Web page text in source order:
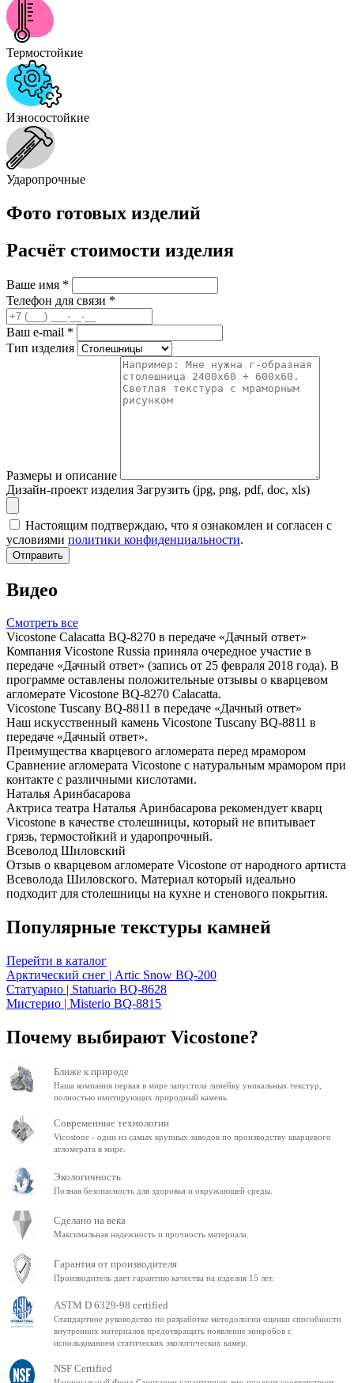
Термостойкие
Износостойкие
Ударопрочные
Фото готовых изделий
Расчёт стоимости изделия
Ваше имя *
Телефон для связи *
Ваш e-mail *
Тип изделия
Размеры и описание
Дизайн-проект изделия Загрузить (jpg, png, pdf, doc, xls)
Настоящим подтверждаю, что я ознакомлен и согласен с
условиями политики конфиденциальности.
Отправить
Видео
Смотреть все
Vicostone Calacatta BQ-8270 в передаче «Дачный ответ»
Компания Vicostone Russia приняла очередное участие в
передаче «Дачный ответ» (запись от 25 февраля 2018 года). В
программе оставлены положительные отзывы о кварцевом
агломерате Vicostone BQ-8270 Calacatta.
Vicostone Tuscany BQ-8811 в передаче «Дачный ответ»
Наш искусственный камень Vicostone Tuscany BQ-8811 в
передаче «Дачный ответ».
Преимущества кварцевого агломерата перед мрамором
Сравнение агломерата Vicostone с натуральным мрамором при
контакте с различными кислотами.
Наталья Аринбасарова
Актриса театра Наталья Аринбасарова рекомендует кварц
Vicostone в качестве столешницы, который не впитывает
грязь, термостойкий и ударопрочный.
Всеволод Шиловский
Отзыв о кварцевом агломерате Vicostone от народного артиста
Всеволода Шиловского. Материал который идеально
подходит для столешницы на кухне и стенового покрытия.
Популярные текстуры камней
Перейти в каталог
Арктический снег | Artic Snow BQ-200
Статуарио | Statuario BQ-8628
Мистерио | Misterio BQ-8815
Почему выбирают Vicostone?
Ближе к природе
Наша компания первая в мире запустила линейку уникальных текстур,
полностью имитирующих природный камень.
Современные технологии
Vicostone - один из самых крупных заводов по производству кварцевого
агломерата в мире.
Экологичность
Полная безопасность для здоровья и окружающей среды.
Сделано на века
Максимальная надежность и прочность материала.
Гарантия от производителя
Производитель дает гарантию качества на изделия 15 лет.
ASTM D 6329-98 certified
Стандартное руководство по разработке методологии оценки способности
внутренних материалов предотвращать появление микробов с
использованием статических экологических камер.
NSF Certified